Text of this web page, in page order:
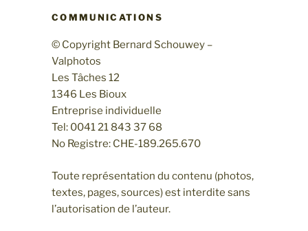
COMMUNICATIONS
© Copyright Bernard Schouwey –
Valphotos
Les Tâches 12
1346 Les Bioux
Entreprise individuelle
Tel: 0041 21 843 37 68
No Registre: CHE-189.265.670
Toute représentation du contenu (photos,
textes, pages, sources) est interdite sans
l’autorisation de l’auteur.